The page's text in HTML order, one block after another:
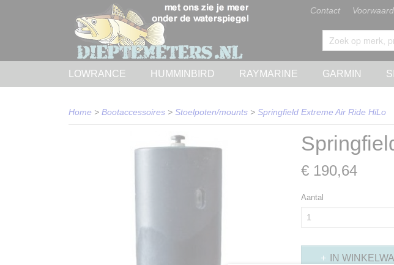
Contact
LOWRANCE HUMMINBIRD RAYMARINE GARMIN
Home > Bootaccessoires > Stoelpoten/mounts > Springfield Extreme Air Ride HiLo
€ 190,64
Aantal
IN